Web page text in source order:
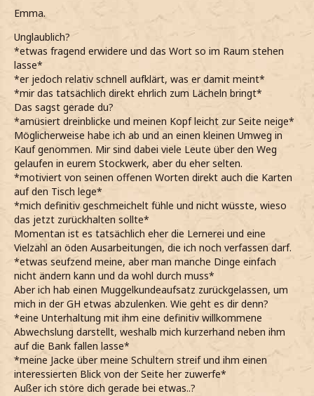
Emma.
Unglaublich?
*etwas fragend erwidere und das Wort so im Raum stehen
lasse*
*er jedoch relativ schnell aufklärt, was er damit meint*
*mir das tatsächlich direkt ehrlich zum Lächeln bringt*
Das sagst gerade du?
*amüsiert dreinblicke und meinen Kopf leicht zur Seite neige*
Möglicherweise habe ich ab und an einen kleinen Umweg in
Kauf genommen. Mir sind dabei viele Leute über den Weg
gelaufen in eurem Stockwerk, aber du eher selten.
*motiviert von seinen offenen Worten direkt auch die Karten
auf den Tisch lege*
*mich definitiv geschmeichelt fühle und nicht wüsste, wieso
das jetzt zurückhalten sollte*
Momentan ist es tatsächlich eher die Lernerei und eine
Vielzahl an öden Ausarbeitungen, die ich noch verfassen darf.
*etwas seufzend meine, aber man manche Dinge einfach
nicht ändern kann und da wohl durch muss*
Aber ich hab einen Muggelkundeaufsatz zurückgelassen, um
mich in der GH etwas abzulenken. Wie geht es dir denn?
*eine Unterhaltung mit ihm eine definitiv willkommene
Abwechslung darstellt, weshalb mich kurzerhand neben ihm
auf die Bank fallen lasse*
*meine Jacke über meine Schultern streif und ihm einen
interessierten Blick von der Seite her zuwerfe*
Außer ich störe dich gerade bei etwas..?